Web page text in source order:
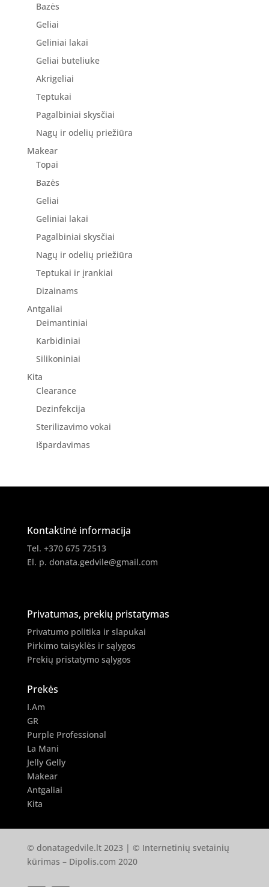
Bazės
Geliai
Geliniai lakai
Geliai buteliuke
Akrigeliai
Teptukai
Pagalbiniai skysčiai
Nagų ir odelių priežiūra
Makear
Topai
Bazės
Geliai
Geliniai lakai
Pagalbiniai skysčiai
Nagų ir odelių priežiūra
Teptukai ir įrankiai
Dizainams
Antgaliai
Deimantiniai
Karbidiniai
Silikoniniai
Kita
Clearance
Dezinfekcija
Sterilizavimo vokai
Išpardavimas
Kontaktinė informacija
Tel. +370 675 72513
El. p. donata.gedvile@gmail.com
Privatumas, prekių pristatymas
Privatumo politika ir slapukai
Pirkimo taisyklės ir sąlygos
Prekių pristatymo sąlygos
Prekės
I.Am
GR
Purple Professional
La Mani
Jelly Gelly
Makear
Antgaliai
Kita
© donatagedvile.lt 2023 | © Internetinių svetainių
kūrimas – Dipolis.com 2020